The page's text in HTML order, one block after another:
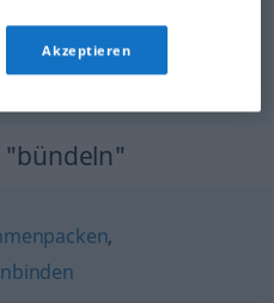
"bündeln"
,
Akzeptieren